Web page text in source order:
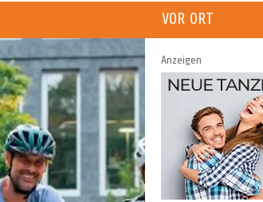
VOR ORT
Anzeigen